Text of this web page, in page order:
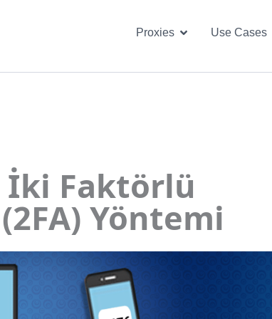
Proxies Open Proxies
Use Cases
İki Faktörlü
Yöntemi